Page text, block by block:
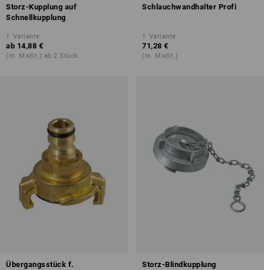
Storz-Kupplung auf
Schnellkupplung
1 Variante
ab 14,88 €
(m. MwSt.) ab 2 Stück
Schlauchwandhalter Profi
1 Variante
71,28 €
(m. MwSt.)
Übergangsstück f.
Storz-Blindkupplung